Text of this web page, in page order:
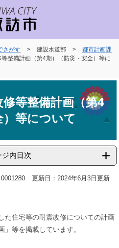
さがす > 建設水道部 >
都市計画課
整備計画（第4期）（防災・安全）等に
等整備計画（第4
等について
ジ内目次
更新日：2024年6月3日更新
た住宅等の耐震改修についての計画
」等を掲載しています。